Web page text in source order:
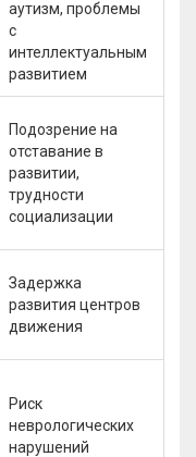
аутизм, проблемы
с
интеллектуальным
развитием
Подозрение на
отставание в
развитии,
трудности
социализации
Задержка
развития центров
движения
Риск
неврологических
нарушений